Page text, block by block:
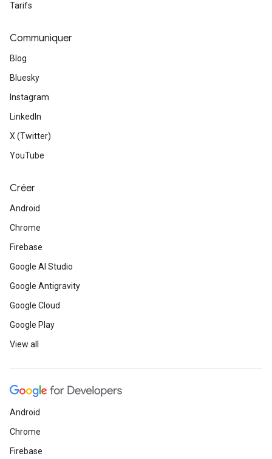
Tarifs
Communiquer
Blog
Bluesky
Instagram
LinkedIn
X (Twitter)
YouTube
Créer
Android
Chrome
Firebase
Google AI Studio
Google Antigravity
Google Cloud
Google Play
View all
Android
Chrome
Firebase